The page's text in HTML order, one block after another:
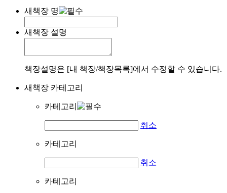
새책장 명
새책장 설명
책장설명은 [내 책장/책장목록]에서 수정할 수 있습니다.
새책장 카테고리
카테고리
취소
카테고리
취소
카테고리